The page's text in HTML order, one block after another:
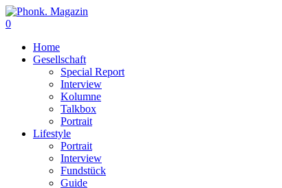
0
Home
Gesellschaft
Special Report
Interview
Kolumne
Talkbox
Portrait
Lifestyle
Portrait
Interview
Fundstück
Guide